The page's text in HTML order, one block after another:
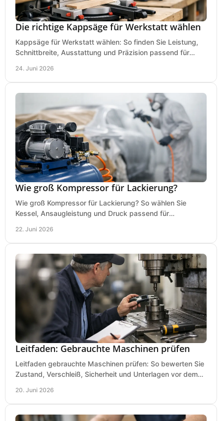
Die richtige Kappsäge für Werkstatt wählen
Kappsäge für Werkstatt wählen: So finden Sie Leistung,
Schnittbreite, Ausstattung und Präzision passend für
24. Juni 2026
Wie groß Kompressor für Lackierung?
Wie groß Kompressor für Lackierung? So wählen Sie
Kessel, Ansaugleistung und Druck passend für
22. Juni 2026
Leitfaden: Gebrauchte Maschinen prüfen
Leitfaden gebrauchte Maschinen prüfen: So bewerten Sie
Zustand, Verschleiß, Sicherheit und Unterlagen vor dem
20. Juni 2026